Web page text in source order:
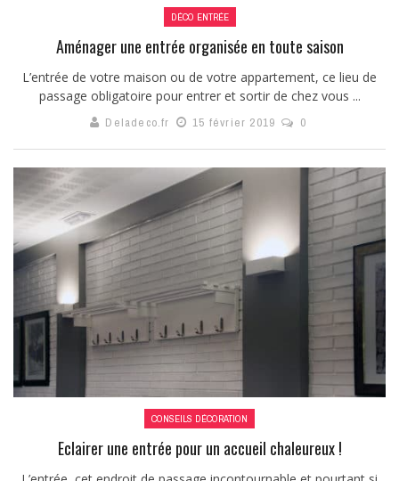
DÉCO ENTRÉE
Aménager une entrée organisée en toute saison
L’entrée de votre maison ou de votre appartement, ce lieu de
passage obligatoire pour entrer et sortir de chez vous ...
Deladeco.fr 15 février 2019 0
CONSEILS DÉCORATION
Eclairer une entrée pour un accueil chaleureux !